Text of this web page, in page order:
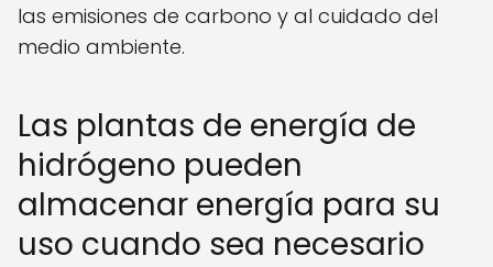
las emisiones de carbono y al cuidado del
medio ambiente.
Las plantas de energía de
hidrógeno pueden
almacenar energía para su
uso cuando sea necesario